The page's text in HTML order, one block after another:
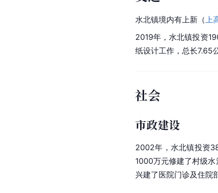
水北镇境内有上新（上
2019年，水北镇投资
纸设计工作，总长7.65
社会
市政建设
2002年，水北镇投资
1000万元修建了村级
兴建了医院门诊及住院